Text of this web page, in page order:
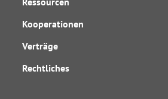
Kooperationen
Verträge
Rechtliches